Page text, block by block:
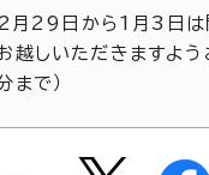
月29日から1月3日は
しいただきますようお
で）